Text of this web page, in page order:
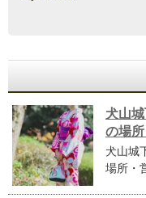
犬山
の場
犬山城
場所・